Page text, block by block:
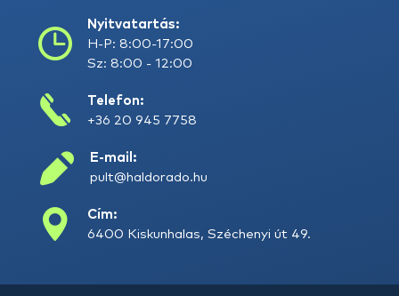
Nyitvatartás:
H-P: 8:00-17:00
Sz: 8:00 - 12:00
Telefon:
+36 20 945 7758
E-mail:
pult@haldorado.hu
Cím:
6400 Kiskunhalas, Széchenyi út 49.